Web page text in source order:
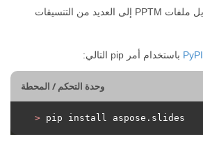
PowerPoint PPTX بتحويل ملفات PPTM إلى العديد من التنسيقات
PyPI باستخدام أمر pip التالي:
وحدة التحكم / المحطة
> pip install aspose.slides